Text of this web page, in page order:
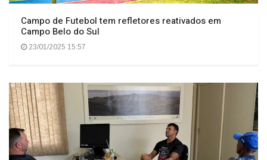
Campo de Futebol tem refletores reativados em
Campo Belo do Sul
23/01/2025 15:57